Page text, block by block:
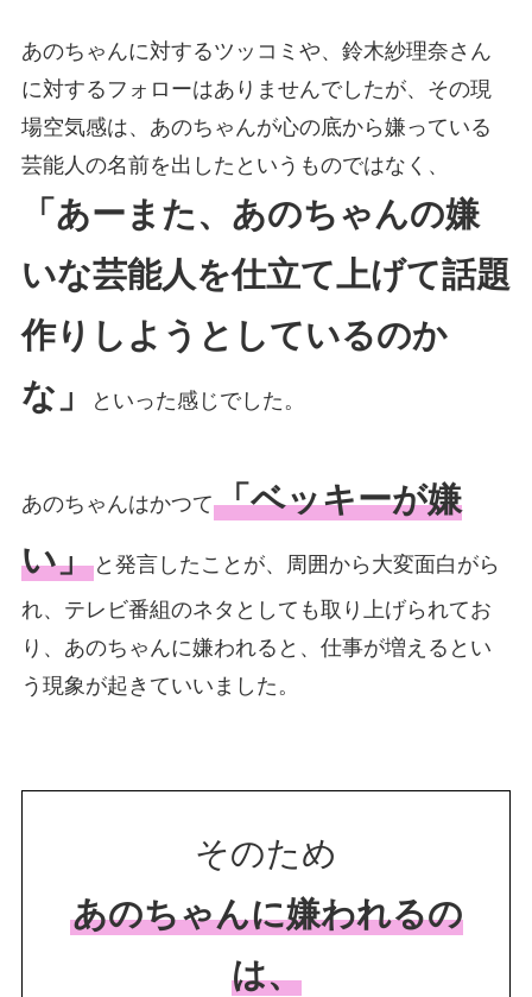
あのちゃんに対するツッコミや、鈴木紗理奈さん
に対するフォローはありませんでしたが、その現
場空気感は、あのちゃんが心の底から嫌っている
芸能人の名前を出したというものではなく、
「あーまた、あのちゃんの嫌
いな芸能人を仕立て上げて話題
作りしようとしているのか
な」
といった感じでした。
あのちゃんはかつて「ベッキーが嫌
い」と発言したことが、周囲から大変面白がら
れ、テレビ番組のネタとしても取り上げられてお
り、あのちゃんに嫌われると、仕事が増えるとい
う現象が起きていいました。
そのため
あのちゃんに嫌われるの
は、